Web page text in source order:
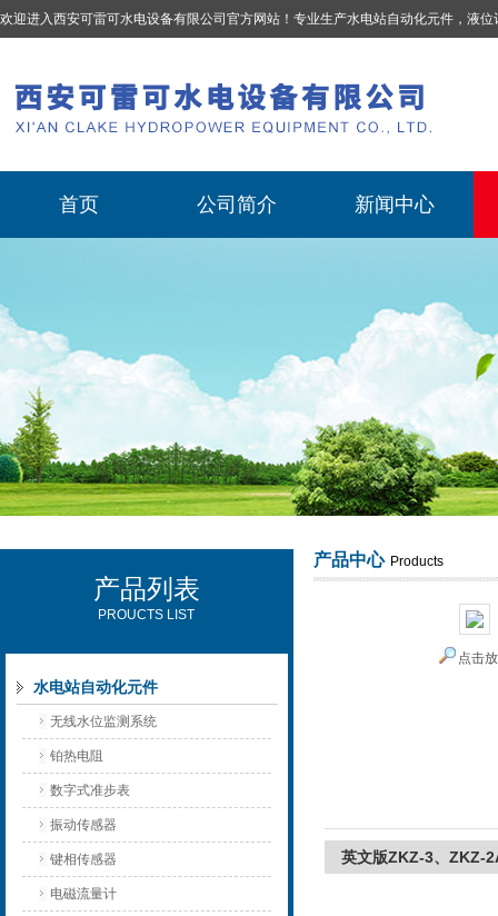
欢迎进入西安可雷可水电设备有限公司官方网站！专业生产水电站自动化元件，液位计、流量计、压力变送器、油混水控制器、温度传感器、电磁阀球阀蝶阀、测速装置、位移
西安可雷可水电设备有限公司
首页 公司简介 新闻中心
产品列表
PROUCTS LIST
水电站自动化元件
无线水位监测系统
铂热电阻
数字式准步表
振动传感器
键相传感器
电磁流量计
产品中心 Products
点击
英文版ZKZ-3、ZKZ-